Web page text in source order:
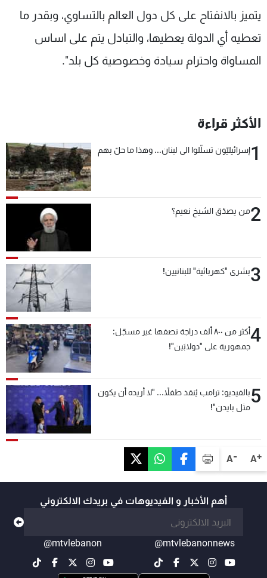
A+
A-
يتميز بالانفتاح على كل دول العالم بالتساوي، وبقدر ما
تعطيه أي الدولة يعطيها، والتبادل يتم على اساس
المساواة واحترام سيادة وخصوصية كل بلد".
الأكثر قراءة
1إسرائيليّون تسلّلوا الى لبنان... وهذا ما حلّ بهم
2من يصدّق الشيخ نعيم؟
3بشرى "كهربائية" للبنانيين!
4
أكثر من ٨٠٠ ألف دراجة نصفها غير مسجّل:
جمهورية على "دولابَين"!
5بالفيديو: ترامب يُنقذ طفلاً... "لا أريده أن يكون
مثل بايدن"!
أهم الأخبار و الفيديوهات في بريدك الالكتروني
@mtvlebanonnews
@mtvlebanon